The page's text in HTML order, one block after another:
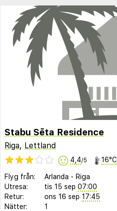
Stabu Sēta Residence
Riga, Lettland
4,4/5 16°C
Flyg från: Arlanda - Riga
Utresa:
tis 15 sep 07:00
Retur:
ons 16 sep 17:45
Nätter:
1